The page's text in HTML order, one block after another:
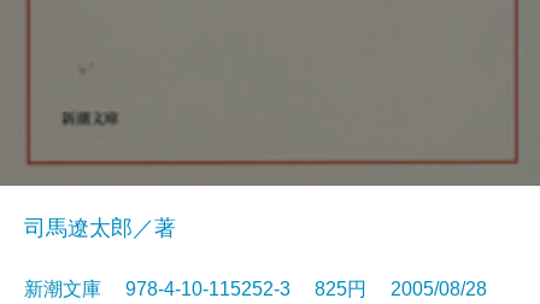
司馬遼太郎／著
新潮文庫 978-4-10-115252-3 825円 2005/08/28